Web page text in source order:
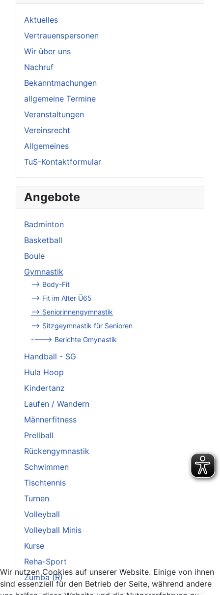
Aktuelles
Vertrauenspersonen
Wir über uns
Nachruf
Bekanntmachungen
allgemeine Termine
Veranstaltungen
Vereinsrecht
Allgemeines
TuS-Kontaktformular
Angebote
Badminton
Basketball
Boule
Gymnastik
--> Body-Fit
--> Fit im Alter Ü65
--> Seniorinnengymnastik
--> Sitzgeymnastik für Senioren
----> Berichte Gmynastik
Handball - SG
Hula Hoop
Kindertanz
Laufen / Wandern
Männerfitness
Prellball
Rückengymnastik
Schwimmen
Tischtennis
Turnen
Volleyball
Volleyball Minis
Kurse
Reha-Sport
Zumba (R)
Wir nutzen Cookies auf unserer Website. Einige von ihnen
sind essenziell für den Betrieb der Seite, während andere